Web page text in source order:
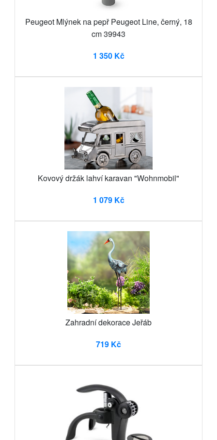
Peugeot Mlýnek na pepř Peugeot Line, černý, 18
cm 39943
1 350 Kč
Kovový držák lahví karavan "Wohnmobil"
1 079 Kč
Zahradní dekorace Jeřáb
719 Kč